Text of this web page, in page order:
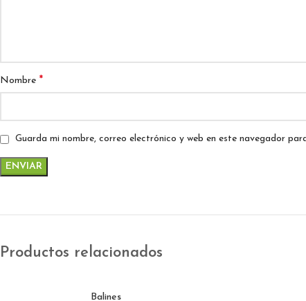
Nombre *
Guarda mi nombre, correo electrónico y web en este navegador
Productos relacionados
Balines